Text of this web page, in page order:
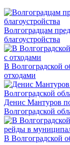
Волгоградцам
благоустройства
В Волгоградской
отходами
Денис Мантуров
Волгоградской
В Волгоградской